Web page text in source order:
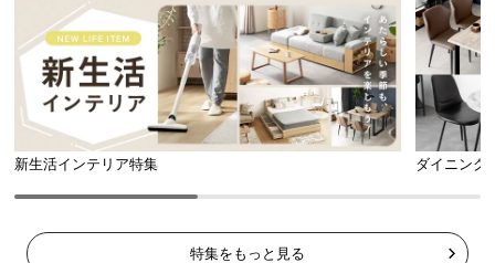
新生活インテリア特集 ダイニング
特集をもっと見る